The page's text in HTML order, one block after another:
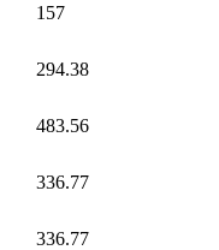
157
294.38
483.56
336.77
336.77